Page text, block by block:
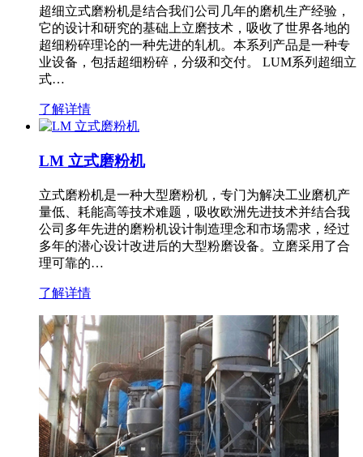
超细立式磨粉机是结合我们公司几年的磨机生产经验，
它的设计和研究的基础上立磨技术，吸收了世界各地的
超细粉碎理论的一种先进的轧机。本系列产品是一种专
业设备，包括超细粉碎，分级和交付。 LUM系列超细立
式…
了解详情
LM 立式磨粉机
立式磨粉机是一种大型磨粉机，专门为解决工业磨机产
量低、耗能高等技术难题，吸收欧洲先进技术并结合我
公司多年先进的磨粉机设计制造理念和市场需求，经过
多年的潜心设计改进后的大型粉磨设备。立磨采用了合
理可靠的…
了解详情